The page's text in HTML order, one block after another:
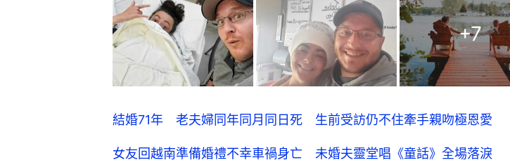
+7
結婚71年 老夫婦同年同月同日死 生前受訪仍不住牽手親吻極恩愛
女友回越南準備婚禮不幸車禍身亡 未婚夫靈堂唱《童話》全場落淚